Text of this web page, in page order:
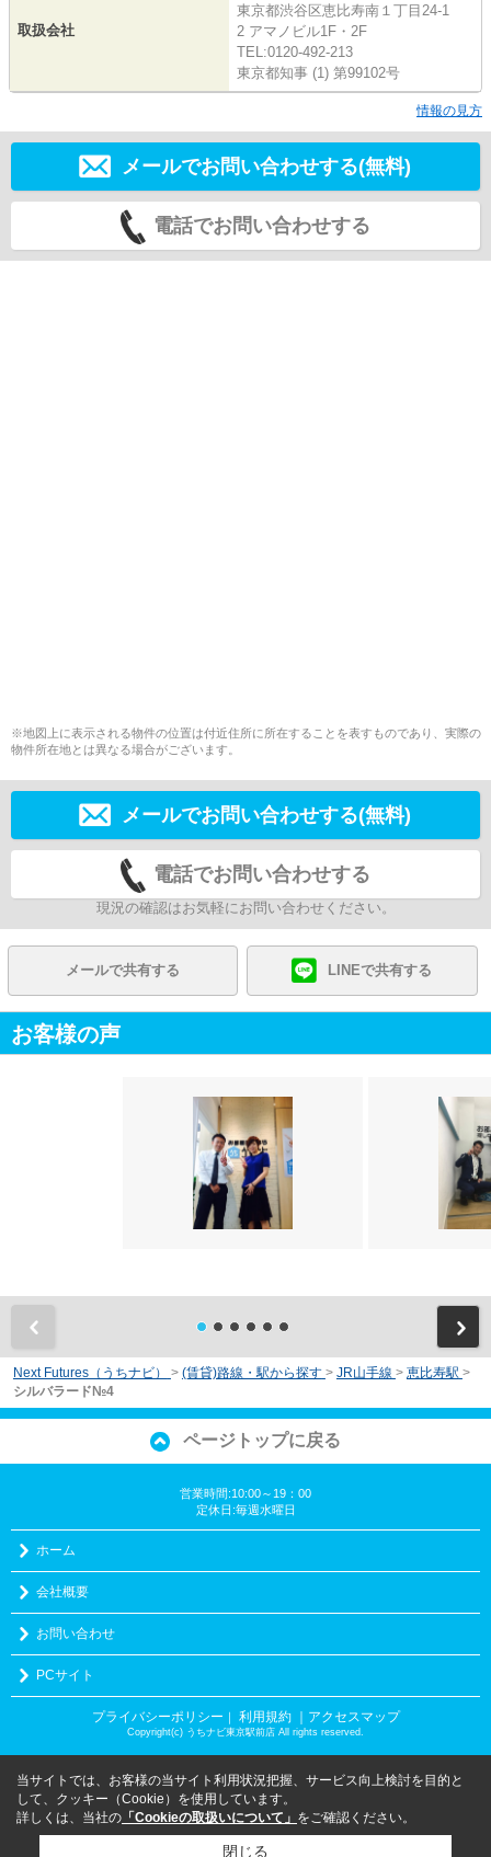
取扱会社
東京都渋谷区恵比寿南１丁目24-1
2 アマノビル1F・2F
TEL:0120-492-213
東京都知事 (1) 第99102号
情報の見方
メールでお問い合わせする(無料)
電話でお問い合わせする
※地図上に表示される物件の位置は付近住所に所在することを表すものであり、実際の
物件所在地とは異なる場合がございます。
メールでお問い合わせする(無料)
電話でお問い合わせする
現況の確認はお気軽にお問い合わせください。
メールで共有する LINEで共有する
お客様の声
Next Futures（うちナビ） > (賃貸)路線・駅から探す > JR山手線 > 恵比寿駅 >
シルバラード№4
ページトップに戻る
営業時間:10:00～19：00
定休日:毎週水曜日
ホーム
会社概要
お問い合わせ
PCサイト
プライバシーポリシー 利用規約 ｜アクセスマップ
Copyright(c) うちナビ東京駅前店 All rights reserved.
当サイトでは、お客様の当サイト利用状況把握、サービス向上検討を目的と
して、クッキー（Cookie）を使用しています。
詳しくは、当社の 「Cookieの取扱いについて」 をご確認ください。
閉じる